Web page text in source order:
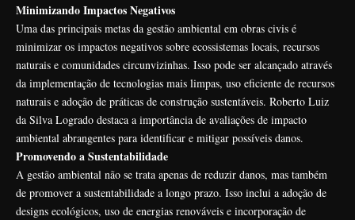
Minimizando Impactos Negativos
Uma das principais metas da gestão ambiental em obras civis é
minimizar os impactos negativos sobre ecossistemas locais, recursos
naturais e comunidades circunvizinhas. Isso pode ser alcançado através
da implementação de tecnologias mais limpas, uso eficiente de recursos
naturais e adoção de práticas de construção sustentáveis. Roberto Luiz
da Silva Logrado destaca a importância de avaliações de impacto
ambiental abrangentes para identificar e mitigar possíveis danos.
Promovendo a Sustentabilidade
A gestão ambiental não se trata apenas de reduzir danos, mas também
de promover a sustentabilidade a longo prazo. Isso inclui a adoção de
designs ecológicos, uso de energias renováveis e incorporação de